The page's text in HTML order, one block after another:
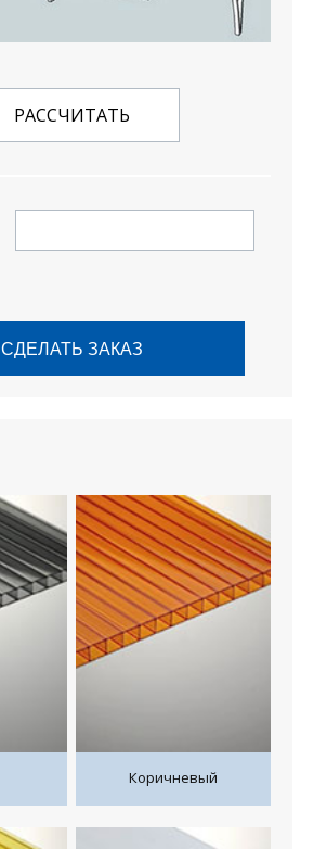
РАССЧИТАТЬ
СДЕЛАТЬ ЗАКАЗ
Коричневый